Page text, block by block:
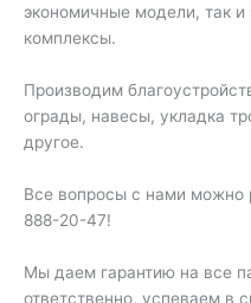
экономичные модели, так
комплексы.
Производим
ограды, навесы, укладка
другое.
Все вопросы с нами можно
888-20-47!
Мы даем гарантию на все
ответственно, успеваем в